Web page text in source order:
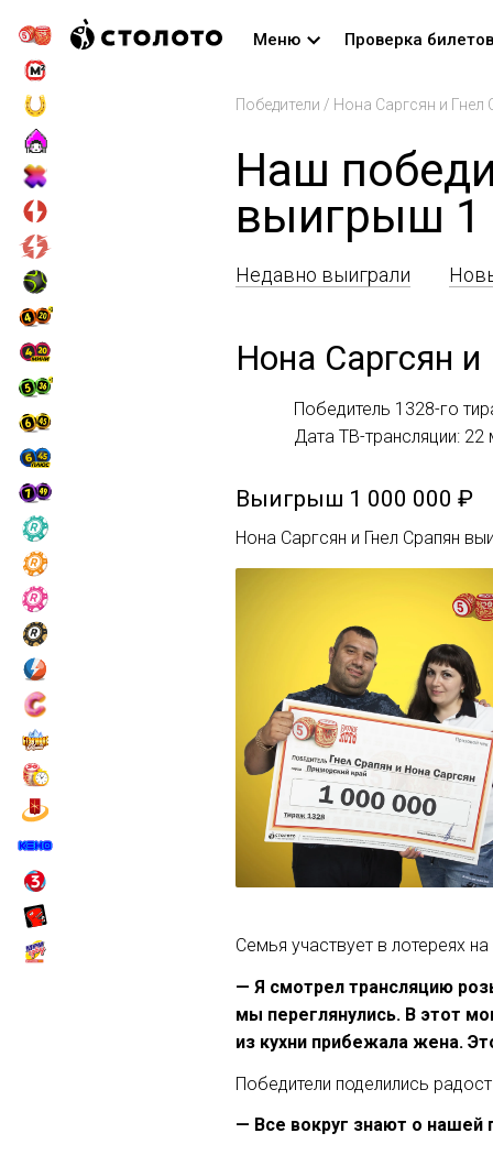
Меню Проверка билетов
Победители / Нона Саргсян и Гнел
Наш
выигрыш 1
Недавно выиграли
Нона Саргсян и
Победитель 1328-го
Дата ТВ-трансляции: 22
Выигрыш 1 000 000 ₽
Нона Саргсян и Гнел Срапян
Семья участвует в лотереях
— Я смотрел трансляцию
мы переглянулись. В этот
из кухни прибежала жена.
Победители поделились
— Все вокруг знают о нашей